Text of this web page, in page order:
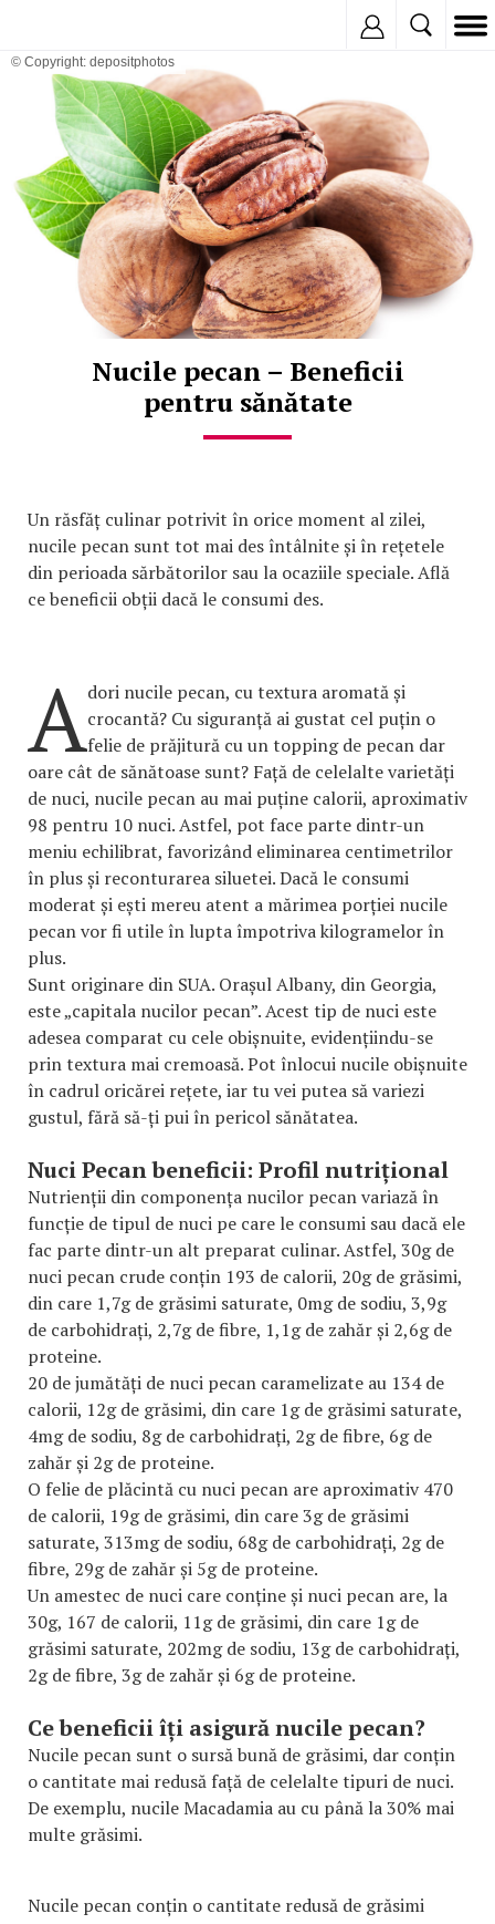
© Copyright: depositphotos
Nucile pecan – Beneficii
pentru sănătate
Un răsfăț culinar potrivit în orice moment al zilei,
nucile pecan sunt tot mai des întâlnite și în rețetele
din perioada sărbătorilor sau la ocaziile speciale. Află
ce beneficii obții dacă le consumi des.
Adori nucile pecan, cu textura aromată și
crocantă? Cu siguranță ai gustat cel puțin o
felie de prăjitură cu un topping de pecan dar
oare cât de sănătoase sunt? Față de celelalte varietăți
de nuci, nucile pecan au mai puține calorii, aproximativ
98 pentru 10 nuci. Astfel, pot face parte dintr-un
meniu echilibrat, favorizând eliminarea centimetrilor
în plus și reconturarea siluetei. Dacă le consumi
moderat și ești mereu atent a mărimea porției nucile
pecan vor fi utile în lupta împotriva kilogramelor în
plus.
Sunt originare din SUA. Orașul Albany, din Georgia,
este „capitala nucilor pecan”. Acest tip de nuci este
adesea comparat cu cele obișnuite, evidențiindu-se
prin textura mai cremoasă. Pot înlocui nucile obișnuite
în cadrul oricărei rețete, iar tu vei putea să variezi
gustul, fără să-ți pui în pericol sănătatea.
Nuci Pecan beneficii: Profil nutrițional
Nutrienții din componența nucilor pecan variază în
funcție de tipul de nuci pe care le consumi sau dacă ele
fac parte dintr-un alt preparat culinar. Astfel, 30g de
nuci pecan crude conțin 193 de calorii, 20g de grăsimi,
din care 1,7g de grăsimi saturate, 0mg de sodiu, 3,9g
de carbohidrați, 2,7g de fibre, 1,1g de zahăr și 2,6g de
proteine.
20 de jumătăți de nuci pecan caramelizate au 134 de
calorii, 12g de grăsimi, din care 1g de grăsimi saturate,
4mg de sodiu, 8g de carbohidrați, 2g de fibre, 6g de
zahăr și 2g de proteine.
O felie de plăcintă cu nuci pecan are aproximativ 470
de calorii, 19g de grăsimi, din care 3g de grăsimi
saturate, 313mg de sodiu, 68g de carbohidrați, 2g de
fibre, 29g de zahăr și 5g de proteine.
Un amestec de nuci care conține și nuci pecan are, la
30g, 167 de calorii, 11g de grăsimi, din care 1g de
grăsimi saturate, 202mg de sodiu, 13g de carbohidrați,
2g de fibre, 3g de zahăr și 6g de proteine.
Ce beneficii îți asigură nucile pecan?
Nucile pecan sunt o sursă bună de grăsimi, dar conțin
o cantitate mai redusă față de celelalte tipuri de nuci.
De exemplu, nucile Macadamia au cu până la 30% mai
multe grăsimi.
Nucile pecan conțin o cantitate redusă de grăsimi